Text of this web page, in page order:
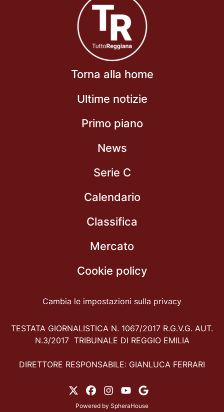
Torna alla home
Ultime notizie
Primo piano
News
Serie C
Calendario
Classifica
Mercato
Cookie policy
Cambia le impostazioni sulla privacy
TESTATA GIORNALISTICA N. 1067/2017 R.G.V.G. AUT.
N.3/2017 TRIBUNALE DI REGGIO EMILIA
DIRETTORE RESPONSABILE: GIANLUCA FERRARI
Powered by SpheraHouse